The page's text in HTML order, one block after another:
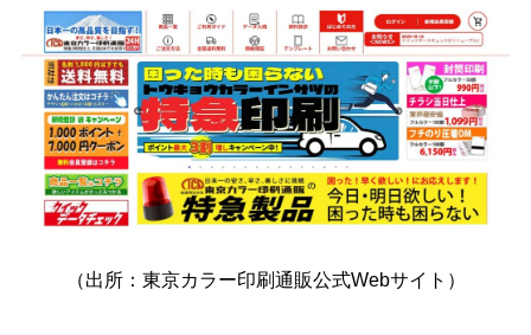
（出所：東京カラー印刷通販公式Webサイト）